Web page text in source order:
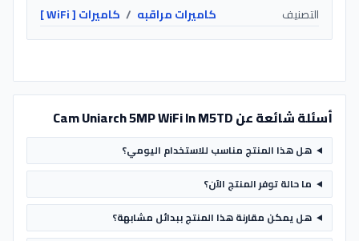
التصنيف
كاميرات مراقبه / كاميرات [ WiFi ]
أسئلة شائعة عن Cam Uniarch 5MP WiFi In M5TD
هل هذا المنتج مناسب للاستخدام اليومي؟
ما حالة توفر المنتج الآن؟
هل يمكن مقارنة هذا المنتج ببدائل مشابهة؟